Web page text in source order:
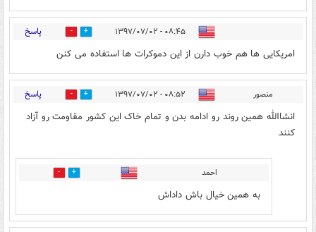
۰۸:۴۵ - ۱۳۹۷/۰۷/۰۲ 10 پاسخ
امریکایی ها هم خوب دارن از این دموکرات ها استفاده می کنن
منصور ۰۸:۵۲ - ۱۳۹۷/۰۷/۰۲ 31 پاسخ
انشاالله همین روند رو ادامه بدن و تمام خاک این کشور مقاومت رو آزاد
کنند
احمد 5
به همین خیال باش داداش